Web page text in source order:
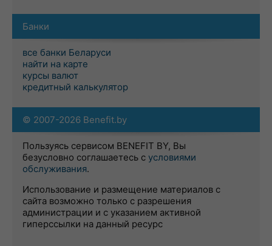
Банки
все банки Беларуси
найти на карте
курсы валют
кредитный калькулятор
© 2007-2026 Benefit.by
Пользуясь сервисом BENEFIT BY, Вы
безусловно соглашаетесь с условиями
обслуживания.
Использование и размещение материалов с
сайта возможно только с разрешения
администрации и с указанием активной
гиперссылки на данный ресурс